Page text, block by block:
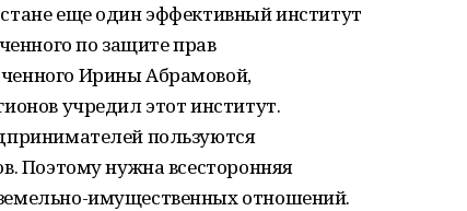
еще один эффективный институт
по защите прав
Ирины Абрамовой,
учредил этот институт.
пользуются
Поэтому нужна всесторонняя
имущественных отношений.